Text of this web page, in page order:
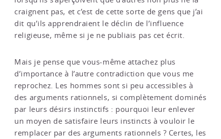
craignent pas, et c’est de cette sorte de gens que j’ai
dit qu’ils apprendraient le déclin de l’influence
religieuse, même si je ne publiais pas cet écrit.
Mais je pense que vous-même attachez plus
d’importance à l’autre contradiction que vous me
reprochez. Les hommes sont si peu accessibles à
des arguments rationnels, si complètement dominés
par leurs désirs instinctifs : pourquoi leur enlever
un moyen de satisfaire leurs instincts à vouloir le
remplacer par des arguments rationnels ? Certes, les